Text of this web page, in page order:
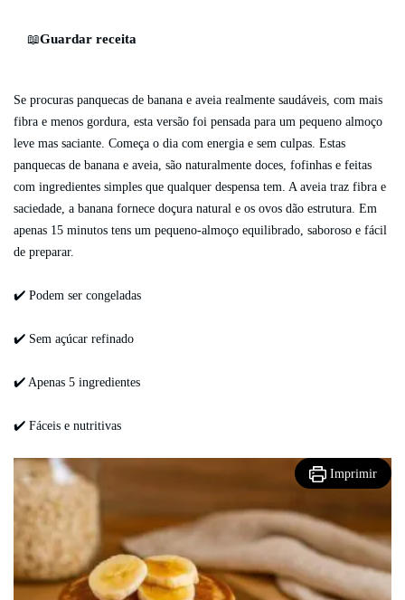
📖Guardar receita
Se procuras panquecas de banana e aveia realmente saudáveis, com mais
fibra e menos gordura, esta versão foi pensada para um pequeno almoço
leve mas saciante. Começa o dia com energia e sem culpas. Estas
panquecas de banana e aveia, são naturalmente doces, fofinhas e feitas
com ingredientes simples que qualquer despensa tem. A aveia traz fibra e
saciedade, a banana fornece doçura natural e os ovos dão estrutura. Em
apenas 15 minutos tens um pequeno-almoço equilibrado, saboroso e fácil
de preparar.
✔️ Podem ser congeladas
✔️ Sem açúcar refinado
✔️ Apenas 5 ingredientes
✔️ Fáceis e nutritivas
Imprimir